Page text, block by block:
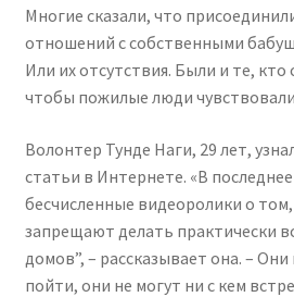
Многие сказали, что
отношений с собственными
Или их отсутствия. Были и те, кто
чтобы пожилые люди
Волонтер Тунде Наги, 29 лет,
статьи в Интернете. «В
бесчисленные видеоролики о
запрещают делать практически
домов”, – рассказывает она. – Они
пойти, они не могут ни с кем